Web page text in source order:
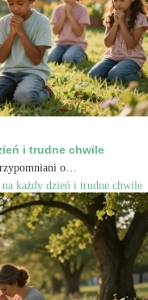
i trudne chwile
o…
każdy dzień i trudne chwile